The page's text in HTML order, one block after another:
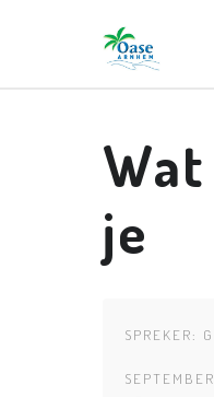
je
SPREKER: